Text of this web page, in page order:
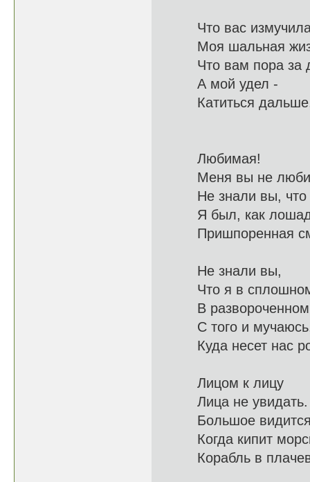
Что вас
Моя
Что вам пора
А мой удел -
Любимая!
Меня вы
Не знали вы,
Я был, как
Не знали вы,
Что я в
В
С того и
Куда несет
Лицом к лицу
Лица не
Большое
Когда
Корабль в